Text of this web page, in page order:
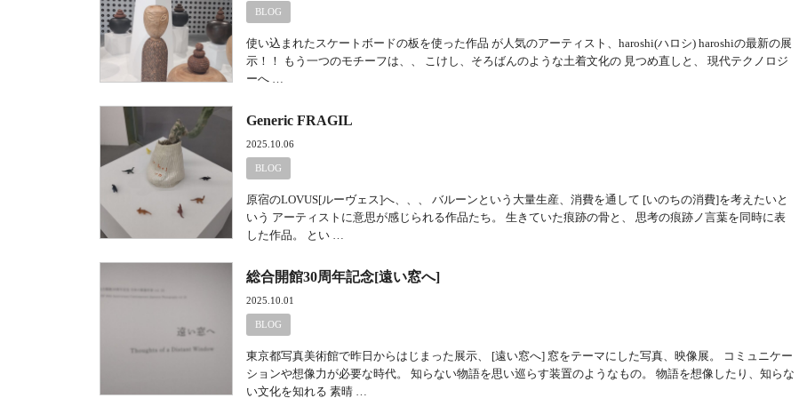
BLOG
使い込まれたスケートボードの板を使った作品 が人気のアーティスト、haroshi(ハロシ) haroshiの最新の展
示！！ もう一つのモチーフは、、 こけし、そろばんのような土着文化の 見つめ直しと、 現代テクノロジ
ーへ …
Generic FRAGIL
2025.10.06
BLOG
原宿のLOVUS[ルーヴェス]へ、、、 バルーンという大量生産、消費を通して [いのちの消費]を考えたいと
いう アーティストに意思が感じられる作品たち。 生きていた痕跡の骨と、 思考の痕跡ノ言葉を同時に表
した作品。 とい …
総合開館30周年記念[遠い窓へ]
2025.10.01
BLOG
東京都写真美術館で昨日からはじまった展示、 [遠い窓へ] 窓をテーマにした写真、映像展。 コミュニケー
ションや想像力が必要な時代。 知らない物語を思い巡らす装置のようなもの。 物語を想像したり、知らな
い文化を知れる 素晴 …